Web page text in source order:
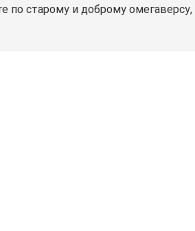
по старому и доброму